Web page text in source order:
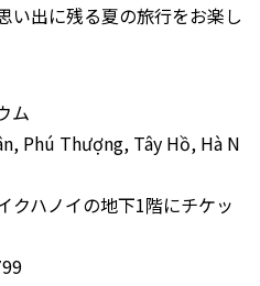
い出に残る夏の旅行をお楽し
ム
Phú Thượng, Tây Hồ, Hà N
クハノイの地下1階にチケッ